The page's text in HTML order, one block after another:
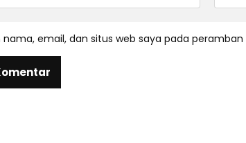
nama, email, dan situs web saya pada